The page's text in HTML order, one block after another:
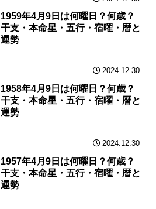
1959年4月9日は何曜日？何歳？
干支・本命星・五行・宿曜・暦と
運勢
2024.12.30
1958年4月9日は何曜日？何歳？
干支・本命星・五行・宿曜・暦と
運勢
2024.12.30
1957年4月9日は何曜日？何歳？
干支・本命星・五行・宿曜・暦と
運勢